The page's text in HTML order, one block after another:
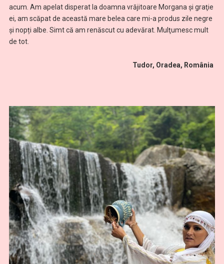
acum. Am apelat disperat la doamna vrăjitoare Morgana şi graţie
ei, am scăpat de această mare belea care mi-a produs zile negre
și nopți albe. Simt că am renăscut cu adevărat. Mulţumesc mult
de tot.
Tudor, Oradea, România